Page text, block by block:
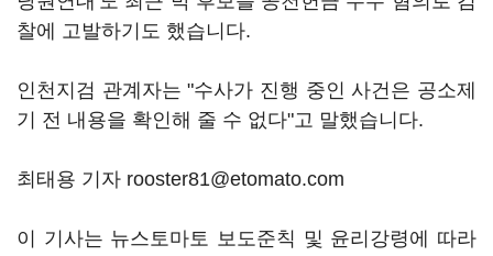
찰에 고발하기도 했습니다.
인천지검 관계자는 "수사가 진행 중인 사건은 공소제
기 전 내용을 확인해 줄 수 없다"고 말했습니다.
최태용 기자 rooster81@etomato.com
이 기사는 뉴스토마토 보도준칙 및 윤리강령에 따라